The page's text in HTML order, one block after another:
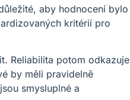
aby hodnocení bylo
kritérií pro
Reliabilita potom odkazuje
by měli pravidelně
smysluplné a